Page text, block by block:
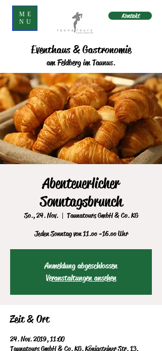
ME
NU
Kontakt
Eventhaus & Gastronomie
am Feldberg im Taunus.
Abenteuerlicher
Sonntagsbrunch
So., 24. Nov.
  |
Taunatours GmbH & Co. KG
Jeden Sonntag von 11.oo -16.oo Uhr
Anmeldung abgeschlossen
Veranstaltungen ansehen
Zeit & Ort
24. Nov. 2019, 11:00
Taunatours GmbH & Co. KG, Königsteiner Str. 13,